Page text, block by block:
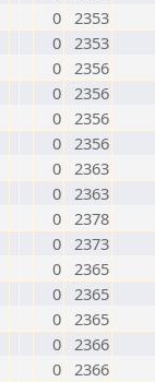
0 2353
0 2353
0 2356
0 2356
0 2356
0 2356
0 2363
0 2363
0 2378
0 2373
0 2365
0 2365
0 2365
0 2366
0 2366